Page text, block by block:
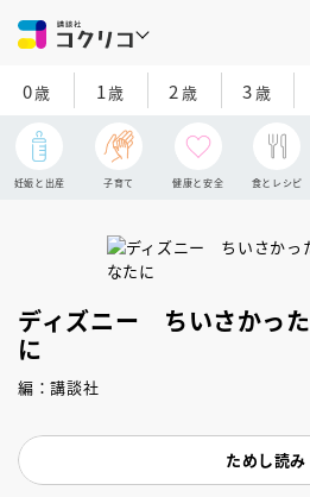
0歳 1歳 2 歳 3歳
妊娠と出産 子育て 健康と安全 食とレシピ
ディズニー ちいさかっ
に
編：講談社
ためし読み